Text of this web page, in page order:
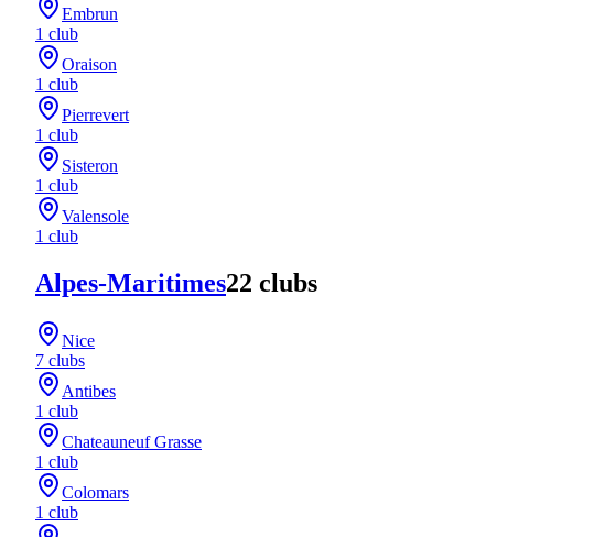
Embrun
1 club
Oraison
1 club
Pierrevert
1 club
Sisteron
1 club
Valensole
1 club
Alpes-Maritimes22 clubs
Nice
7 clubs
Antibes
1 club
Chateauneuf Grasse
1 club
Colomars
1 club